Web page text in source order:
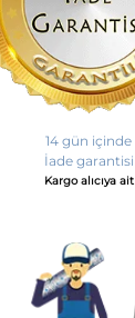
14 gün içinde
İade garantisi
Kargo alıcıya ait